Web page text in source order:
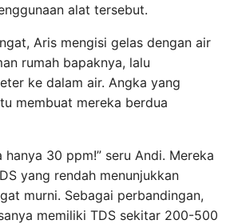
alat tersebut.
Aris mengisi gelas dengan air
rumah bapaknya, lalu
ke dalam air. Angka yang
membuat mereka berdua
hanya 30 ppm!” seru Andi. Mereka
yang rendah menunjukkan
murni. Sebagai perbandingan,
memiliki TDS sekitar 200-500